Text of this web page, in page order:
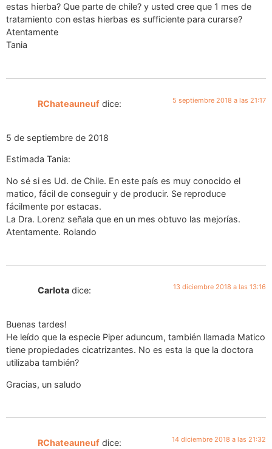
estas hierba? Que parte de chile? y usted cree que 1 mes de
tratamiento con estas hierbas es sufficiente para curarse?
Atentamente
Tania
RChateauneuf dice: 5 septiembre 2018 a las 21:17
5 de septiembre de 2018
Estimada Tania:
No sé si es Ud. de Chile. En este país es muy conocido el
matico, fácil de conseguir y de producir. Se reproduce
fácilmente por estacas.
La Dra. Lorenz señala que en un mes obtuvo las mejorías.
Atentamente. Rolando
Carlota dice: 13 diciembre 2018 a las 13:16
Buenas tardes!
He leído que la especie Piper aduncum, también llamada Matico
tiene propiedades cicatrizantes. No es esta la que la doctora
utilizaba también?
Gracias, un saludo
RChateauneuf dice: 14 diciembre 2018 a las 21:32